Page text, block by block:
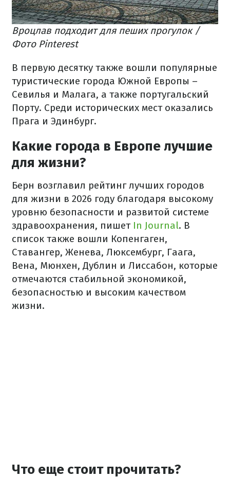
Вроцлав подходит для пеших прогулок /
Фото Pinterest
В первую десятку также вошли популярные
туристические города Южной Европы –
Севилья и Малага, а также португальский
Порту. Среди исторических мест оказались
Прага и Эдинбург.
Какие города в Европе лучшие
для жизни?
Берн возглавил рейтинг лучших городов
для жизни в 2026 году благодаря высокому
уровню безопасности и развитой системе
здравоохранения, пишет In Journal. В
список также вошли Копенгаген,
Ставангер, Женева, Люксембург, Гаага,
Вена, Мюнхен, Дублин и Лиссабон, которые
отмечаются стабильной экономикой,
безопасностью и высоким качеством
жизни.
Что еще стоит прочитать?